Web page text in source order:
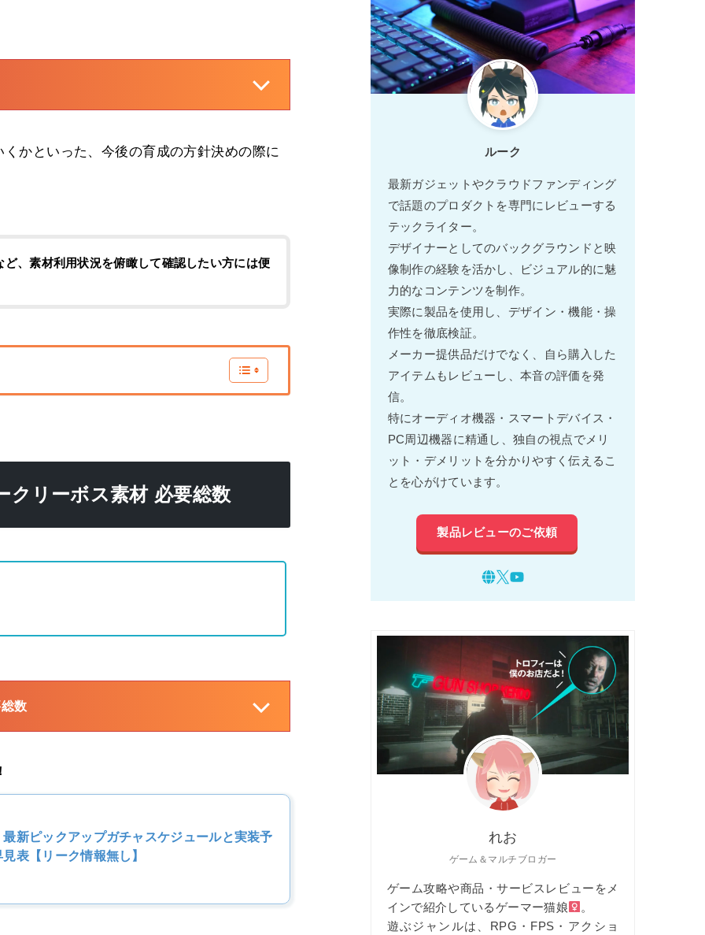
かといった、今後の育成の方針決めの際に
、素材利用状況を俯瞰して確認したい方には便
クリーボス素材 必要総数
数
新ピックアップガチャスケジュールと実装予
表【リーク情報無し】
ルーク
最新ガジェットやクラウドファンディング
で話題のプロダクトを専門にレビューする
テックライター。
デザイナーとしてのバックグラウンドと映
像制作の経験を活かし、ビジュアル的に魅
力的なコンテンツを制作。
実際に製品を使用し、デザイン・機能・操
作性を徹底検証。
メーカー提供品だけでなく、自ら購入した
アイテムもレビューし、本音の評価を発
信。
特にオーディオ機器・スマートデバイス・
PC周辺機器に精通し、独自の視点でメリ
ット・デメリットを分かりやすく伝えるこ
とを心がけています。
製品レビューのご依頼
れお
ゲーム＆マルチブロガー
ゲーム攻略や商品・サービスレビューをメ
インで紹介しているゲーマー猫娘
。
遊ぶジャンルは、RPG・FPS・アクショ